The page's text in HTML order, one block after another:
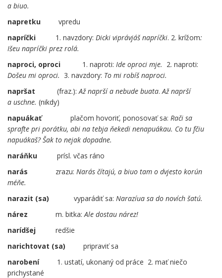
a biuo.
napretku vpredu
napríčki 1. navzdory: Dicki viprávjáš napríčki. 2. krížom:
Išeu napríčki prez rolá.
naproci, oproci 1. naproti: Ide oproci mje. 2. naproti:
Došeu mi oproci. 3. navzdory: To mi robíš naproci.
napršat
(fraz.): Až naprší a nebude buata. Až naprší
a uschne. (nikdy)
napuákať
plačom hovoriť, ponosovať sa: Rači sa
sprafte pri porátku, abi na tebja ňekedi nenapuákau. Co tu fčiu
napuákaš? Šak to nejak dopadne.
naráňku prísl. včas ráno
narás zrazu: Narás čítajú, a biuo tam o dvjesto korún
méňe.
narazit (sa)
vyparádiť sa: Narazíua sa do novích šatú.
nárez m. bitka: Ale dostau nárez!
narídšej redšie
narichtovat (sa) pripraviť sa
narobení1. ustatí, ukonaný od práce 2. mať niečo
prichystané